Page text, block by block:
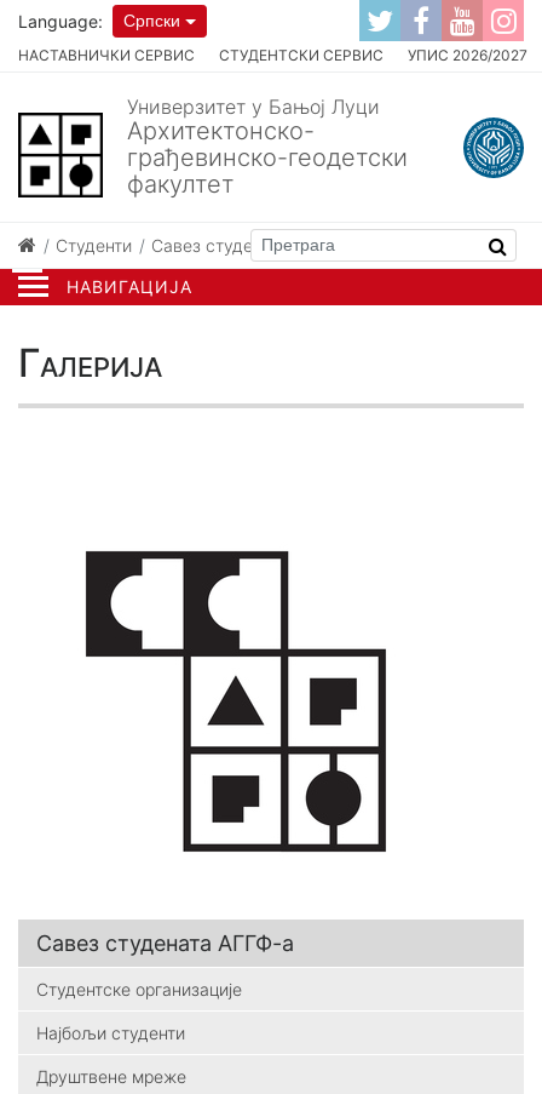
НАВИГАЦИЈА
НАСТАВНИЧКИ СЕРВИС СТУДЕНТСКИ СЕРВИС УПИС 2026/2027
Language: Српски
Универзитет у Бањој Луци
Архитектонско-
грађевинско-геодетски
факултет
Студенти Савез студената АГГФ-а
Савез студената АГГФ-а
Студентске организације
Најбољи студенти
Друштвене мреже
Галерија